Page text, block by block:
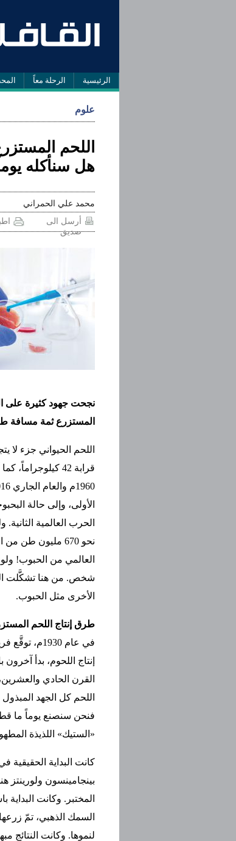
الرئيسية الرحلة معاً
علوم
اللحم
هل سنأكله
محمد علي الحمراني
أرسل الى
صديق
نجحت جهود كثيرة على
المستزرع ثمة مسافة
اللحم الحيواني جزء لا
قرابة 42
الأولى، وإلى حالة
الحرب العالمية
نحو 670 مليون
شخص. من هنا تشكَّلت
الأخرى مثل الحبوب.
طرق إنتاج اللحم
في عام
إنتاج اللحوم، بدأ
القرن الحادي
اللحم كل الجهد
فنحن سنصنع يوماً ما
«الستيك» اللذيذة
كانت البداية الحقيقية
بينجامينسون ولورينتز
المختبر. وكانت
السمك الذهبي، تمّ
لنموها. وكانت النتائج